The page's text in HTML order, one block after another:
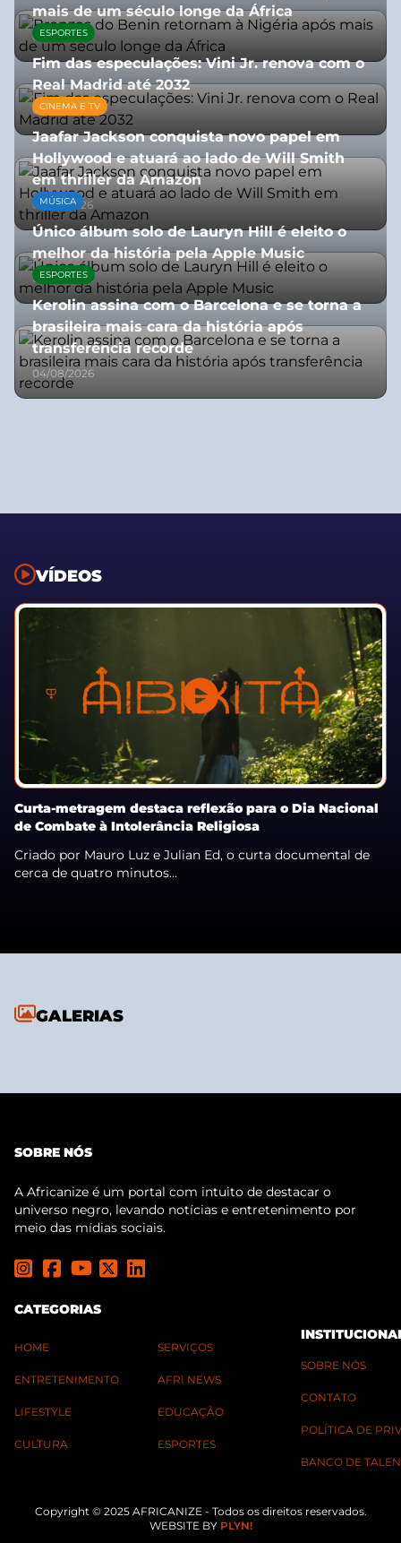
mais de um século longe da África
08/07/2026
ESPORTES
Fim das especulações: Vini Jr. renova com o
Real Madrid até 2032
06/08/2026
CINEMA E TV
Jaafar Jackson conquista novo papel em
Hollywood e atuará ao lado de Will Smith
em thriller da Amazon
06/08/2026
MÚSICA
Único álbum solo de Lauryn Hill é eleito o
melhor da história pela Apple Music
06/08/2026
ESPORTES
Kerolin assina com o Barcelona e se torna a
brasileira mais cara da história após
transferência recorde
04/08/2026
VÍDEOS
Curta-metragem destaca reflexão para o Dia Nacional
de Combate à Intolerância Religiosa
Criado por Mauro Luz e Julian Ed, o curta documental de
cerca de quatro minutos...
GALERIAS
SOBRE NÓS
A Africanize é um portal com intuito de destacar o
universo negro, levando notícias e entretenimento por
meio das mídias sociais.
CATEGORIAS
HOME
ENTRETENIMENTO
LIFESTYLE
CULTURA
SERVIÇOS
AFRI NEWS
EDUCAÇÃO
ESPORTES
SOBRE NÓS
CONTATO
POLÍTICA DE
BANCO DE
Copyright © 2025 AFRICANIZE - Todos os direitos reservados.
WEBSITE BY PLYN!